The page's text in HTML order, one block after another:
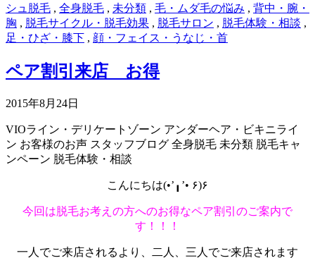
シュ脱毛 , 全身脱毛 , 未分類 , 毛・ムダ毛の悩み , 背中・腕・
胸 , 脱毛サイクル・脱毛効果 , 脱毛サロン , 脱毛体験・相談 ,
足・ひざ・膝下 , 顔・フェイス・うなじ・首
ペア割引来店 お得
2015年8月24日
VIOライン・デリケートゾーン アンダーヘア・ビキニライ
ン お客様のお声 スタッフブログ 全身脱毛 未分類 脱毛キャ
ンペーン 脱毛体験・相談
こんにちは(•’╻’• ۶)۶
今回は脱毛お考えの方へのお得なペア割引のご案内で
す！！！
一人でご来店されるより、二人、三人でご来店されます